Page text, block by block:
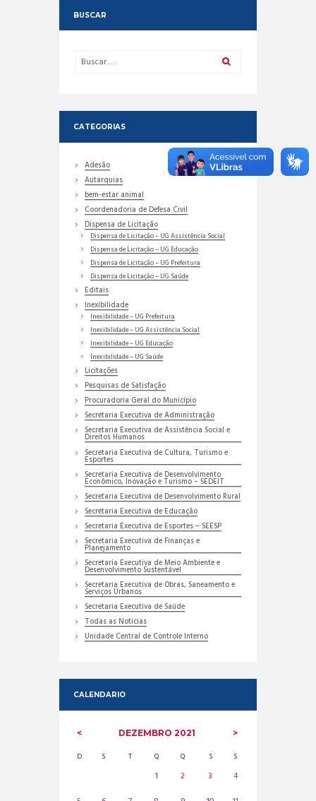
BUSCAR
CATEGORIAS
Adesão
Autarquias
bem-estar animal
Coordenadoria de Defesa Civil
Dispensa de Licitação
Dispensa de Licitação – UG Assistência Social
Dispensa de Licitação – UG Educação
Dispensa de Licitação – UG Prefeitura
Dispensa de Licitação – UG Saúde
Editais
Inexibilidade
Inexibilidade – UG Prefeitura
Inexibilidade – UG Assistência Social
Inexibilidade – UG Educação
Inexibilidade – UG Saúde
Licitações
Pesquisas de Satisfação
Procuradoria Geral do Município
Secretaria Executiva de Administração
Secretaria Executiva de Assistência Social e
Direitos Humanos
Secretaria Executiva de Cultura, Turismo e
Esportes
Secretaria Executiva de Desenvolvimento
Econômico, Inovação e Turismo – SEDEIT
Secretaria Executiva de Desenvolvimento Rural
Secretaria Executiva de Educação
Secretaria Executiva de Esportes – SEESP
Secretaria Executiva de Finanças e
Planejamento
Secretaria Executiva de Meio Ambiente e
Desenvolvimento Sustentável
Secretaria Executiva de Obras, Saneamento e
Serviços Urbanos
Secretaria Executiva de Saúde
Todas as Noticias
Unidade Central de Controle Interno
CALENDARIO
DEZEMBRO2021
D S T Q Q S S
1 2 3
4